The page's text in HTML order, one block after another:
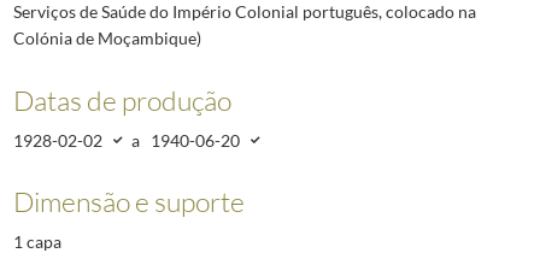
Serviços de Saúde do Império Colonial português, colocado na
Colónia de Moçambique)
Datas de produção
1928-02-02 a 1940-06-20
Dimensão e suporte
1 capa